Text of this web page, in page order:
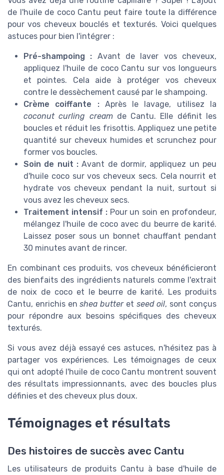
de l'huile de coco Cantu peut faire toute la différence
pour vos cheveux bouclés et texturés. Voici quelques
astuces pour bien l'intégrer :
Pré-shampoing : Avant de laver vos cheveux,
appliquez l'huile de coco Cantu sur vos longueurs
et pointes. Cela aide à protéger vos cheveux
contre le dessèchement causé par le shampoing.
Crème coiffante :Après le lavage, utilisez la
coconut curling creamde Cantu. Elle définit les
boucles et réduit les frisottis. Appliquez une petite
quantité sur cheveux humides et scrunchez pour
former vos boucles.
Soin de nuit : Avant de dormir, appliquez un peu
d'huile coco sur vos cheveux secs. Cela nourrit et
hydrate vos cheveux pendant la nuit, surtout si
vous avez les cheveux secs.
Traitement intensif :Pour un soin en profondeur,
mélangez l'huile de coco avec du beurre de karité.
Laissez poser sous un bonnet chauffant pendant
30 minutes avant de rincer.
En combinant ces produits, vos cheveux bénéficieront
des bienfaits des ingrédients naturels comme l'extrait
de noix de coco et le beurre de karité. Les produits
Cantu, enrichis enshea butteret seed oil, sont conçus
pour répondre aux besoins spécifiques des cheveux
texturés.
Si vous avez déjà essayé ces astuces, n'hésitez pas à
partager vos expériences. Les témoignages de ceux
qui ont adopté l'huile de coco Cantu montrent souvent
des résultats impressionnants, avec des boucles plus
définies et des cheveux plus doux.
Témoignages et résultats
Des histoires de succès avec Cantu
Les utilisateurs de produits Cantu à base d'huile de